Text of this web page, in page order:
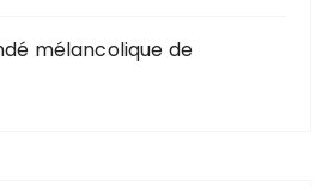
mélancolique de